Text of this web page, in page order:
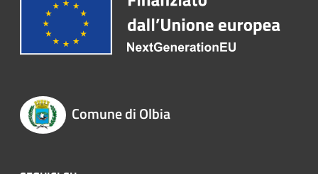
Comune di Olbia